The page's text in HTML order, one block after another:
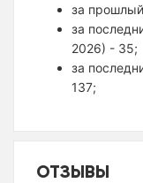
за
за
2026) - 35;
за
137;
ОТЗЫВЫ